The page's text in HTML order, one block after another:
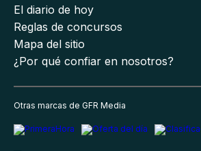
El diario de hoy
Reglas de concursos
Mapa del sitio
¿Por qué confiar en nosotros?
Otras marcas de GFR Media